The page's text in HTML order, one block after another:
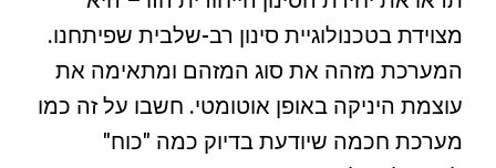
מצוידת בטכנולוגיית סינון רב-שלבית שפיתחנו.
המערכת מזהה את סוג המזהם ומתאימה את
עוצמת היניקה באופן אוטומטי. חשבו על זה כמו
מערכת חכמה שיודעת בדיוק כמה "כוח"